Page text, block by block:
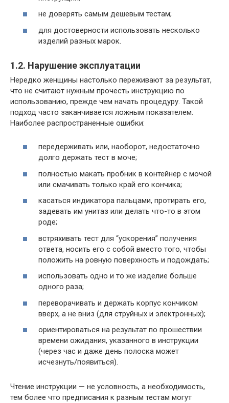
не доверять самым дешевым тестам;
для достоверности использовать несколько
изделий разных марок.
1.2. Нарушение эксплуатации
Нередко женщины настолько переживают за результат,
что не считают нужным прочесть инструкцию по
использованию, прежде чем начать процедуру. Такой
подход часто заканчивается ложным показателем.
Наиболее распространенные ошибки:
передерживать или, наоборот, недостаточно
долго держать тест в моче;
полностью макать пробник в контейнер с мочой
или смачивать только край его кончика;
касаться индикатора пальцами, протирать его,
задевать им унитаз или делать что-то в этом
роде;
встряхивать тест для “ускорения” получения
ответа, носить его с собой вместо того, чтобы
положить на ровную поверхность и подождать;
использовать одно и то же изделие больше
одного раза;
переворачивать и держать корпус кончиком
вверх, а не вниз (для струйных и электронных);
ориентироваться на результат по прошествии
времени ожидания, указанного в инструкции
(через час и даже день полоска может
исчезнуть/появиться).
Чтение инструкции — не условность, а необходимость,
тем более что предписания к разным тестам могут